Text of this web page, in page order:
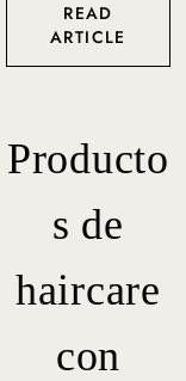
READ
ARTICLE
Producto
s de
haircare
con